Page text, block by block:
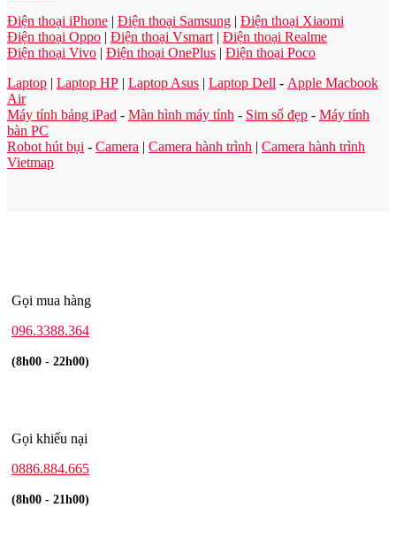
Điện thoại iPhone | Điện thoại Samsung | Điện thoại Xiaomi
Điện thoại Oppo | Điện thoại Vsmart| Điện thoại Realme
Điện thoại Vivo | Điện thoại OnePlus | Điện thoại Poco
Laptop | Laptop HP | Laptop Asus | Laptop Dell - Apple Macbook
Air
Máy tính bảng iPad - Màn hình máy tính - Sim số đẹp - Máy tính
bàn PC
Robot hút bụi - Camera | Camera hành trình | Camera hành trình
Vietmap
Gọi mua hàng
096.3388.364
(8h00 - 22h00)
Gọi khiếu nại
0886.884.665
(8h00 - 21h00)